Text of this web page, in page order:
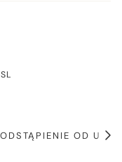
ODSTĄPIENIE OD